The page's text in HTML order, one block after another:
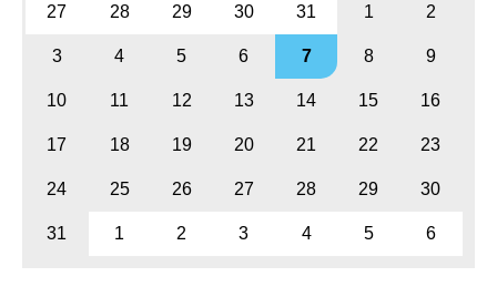
27 28 29 30 31 1 2
3 4 5 6 7 8 9
10 11 12 13 14 15 16
17 18 19 20 21 22 23
24 25 26 27 28 29 30
31 1 2 3 4 5 6